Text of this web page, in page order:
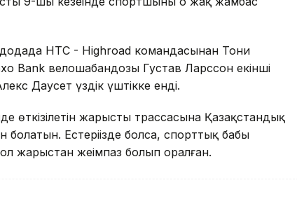
HTC - Highroad командасынан Тони
Bank велошабандозы Густав Ларссон екінші
Даусет үздік үштікке енді.
өткізілетін жарыстың трассасына Қазақстандық
Естеріңізде болса, спорттық бабы
жарыстан жеңімпаз болып оралған.